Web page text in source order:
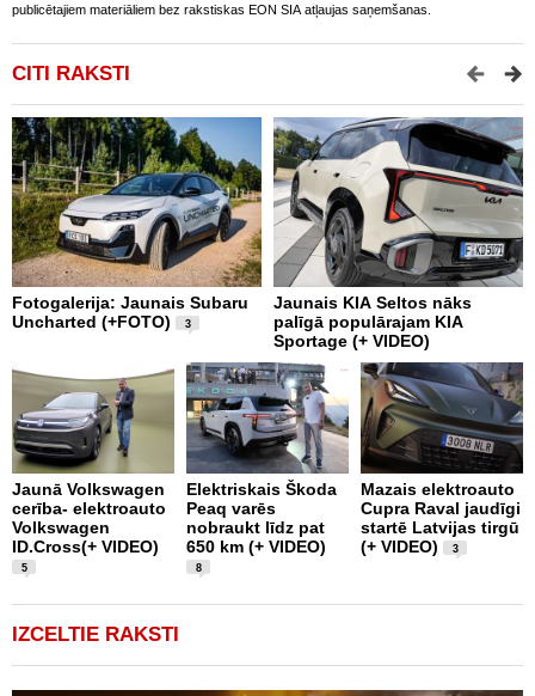
publicētajiem materiāliem bez rakstiskas EON SIA atļaujas saņemšanas.
CITI RAKSTI
Fotogalerija: Jaunais Subaru
Uncharted (+FOTO)
3
Jaunais KIA Seltos nāks
palīgā populārajam KIA
Sportage (+ VIDEO)
Jaunā Volkswagen
cerība- elektroauto
Volkswagen
ID.Cross(+ VIDEO)
5
Elektriskais Škoda
Peaq varēs
nobraukt līdz pat
650 km (+ VIDEO)
8
Mazais elektroauto
Cupra Raval jaudīgi
startē Latvijas tirgū
(+ VIDEO)
3
IZCELTIE RAKSTI